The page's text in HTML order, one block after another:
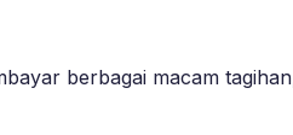
berbagai macam